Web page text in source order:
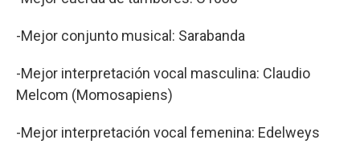
-Mejor conjunto musical: Sarabanda
-Mejor interpretación vocal masculina: Claudio
Melcom (Momosapiens)
-Mejor interpretación vocal femenina: Edelweys